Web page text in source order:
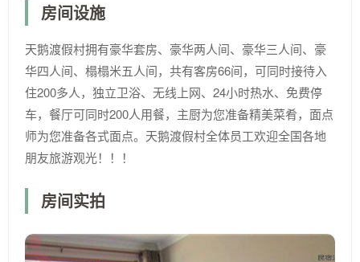
房间设施
天鹅渡假村拥有豪华套房、豪华两人间、豪华三人间、豪
华四人间、榻榻米五人间，共有客房66间，可同时接待入
住200多人，独立卫浴、无线上网、24小时热水、免费停
车，餐厅可同时200人用餐，主厨为您准备精美菜肴，面点
师为您准备各式面点。天鹅渡假村全体员工欢迎全国各地
朋友旅游观光！！！
房间实拍